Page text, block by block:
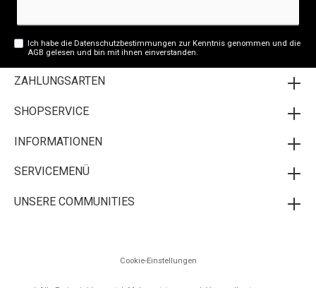
Ich habe dieDatenschutzbestimmungen zur Kenntnis genommen und die
AGB gelesen und bin mit ihnen einverstanden.
ZAHLUNGSARTEN
SHOPSERVICE
INFORMATIONEN
SERVICEMENÜ
UNSERE COMMUNITIES
Cookie-Einstellungen